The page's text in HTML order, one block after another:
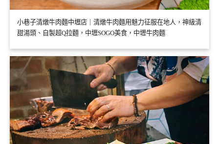
小巷子清燉牛肉麵中壢店｜清燉牛肉麵用魅力征服在地人，神級清
甜湯頭、自製超Q拉麵，中壢SOGO美食，中壢牛肉麵